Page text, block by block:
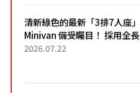
清新綠色的最新「3排7人座」
Minivan 備受矚目！ 採用全長
4.7公尺剛剛好的車身尺寸與
2026.07.22